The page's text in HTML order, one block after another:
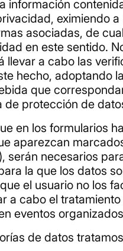
información
eximiendo a
asociadas, de
en este sentido.
llevar a cabo las
hecho, adoptando
que
de protección de
en los formularios
aparezcan
serán necesarios
la que los datos
el usuario no los
a cabo el tratamiento
eventos
de datos